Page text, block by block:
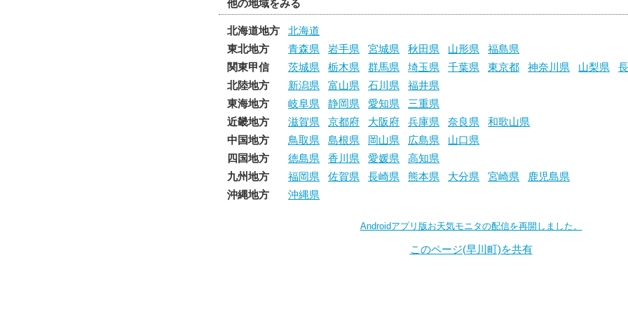
他の地域をみる
北海道地方
北海道
東北地方
青森県 岩手県 宮城県 秋田県 山形県
福島県
関東甲信
茨城県 栃木県 群馬県 埼玉県 千葉県 東京都 神奈川県 山梨県
北陸地方
新潟県 富山県 石川県
福井県
東海地方
岐阜県 静岡県 愛知県
三重県
近畿地方
滋賀県 京都府 大阪府 兵庫県 奈良県
和歌山県
中国地方
鳥取県 島根県 岡山県 広島県
山口県
四国地方
徳島県 香川県 愛媛県
高知県
九州地方
福岡県 佐賀県 長崎県 熊本県 大分県 宮崎県
鹿児島県
沖縄地方
沖縄県
Androidアプリ版お天気モニタの配信を再開しました。
このページ(早川町)を共有